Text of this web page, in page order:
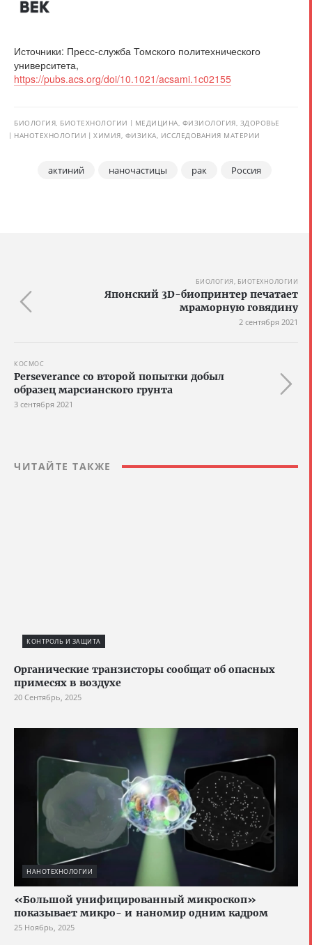
Источники: Пресс-служба Томского политехнического
университета,
https://pubs.acs.org/doi/10.1021/acsami.1c02155
БИОЛОГИЯ, БИОТЕХНОЛОГИИ
МЕДИЦИНА, ФИЗИОЛОГИЯ, ЗДОРОВЬЕ
НАНОТЕХНОЛОГИИ
ХИМИЯ, ФИЗИКА, ИССЛЕДОВАНИЯ МАТЕРИИ
актиний наночастицы рак Россия
БИОЛОГИЯ, БИОТЕХНОЛОГИИ
Японский 3D-биопринтер печатает
мраморную говядину
2 сентября 2021
КОСМОС
Perseverance со второй попытки добыл
образец марсианского грунта
3 сентября 2021
ЧИТАЙТЕ ТАКЖЕ
КОНТРОЛЬ И ЗАЩИТА
Органические транзисторы сообщат об опасных
примесях в воздухе
20 Сентябрь, 2025
НАНОТЕХНОЛОГИИ
«Большой унифицированный микроскоп»
показывает микро- и наномир одним кадром
25 Ноябрь, 2025